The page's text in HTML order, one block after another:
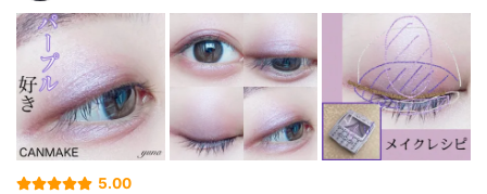
5.00